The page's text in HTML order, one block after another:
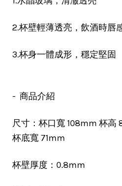
2.杯壁輕薄透亮，飲酒時唇
3.杯身一體成形，穩定堅固
- 商品介紹
尺寸：杯口寬 108mm 杯
杯底寬 71mm
杯壁厚度：0.8mm